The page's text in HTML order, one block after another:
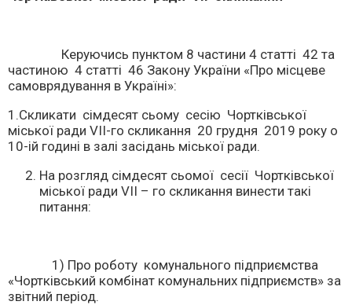
Керуючись пунктом 8 частини 4 статті 42 та
частиною 4 статті 46 Закону України «Про місцеве
самоврядування в Україні»:
1.Скликати сімдесят сьому сесію Чортківської
міської ради VІІ-го скликання 20 грудня 2019 року о
10-ій годині в залі засідань міської ради.
На розгляд сімдесят сьомої сесії Чортківської
міської ради VІІ – го скликання винести такі
питання:
1) Про роботу комунального підприємства
«Чортківський комбінат комунальних підприємств» за
звітний період.